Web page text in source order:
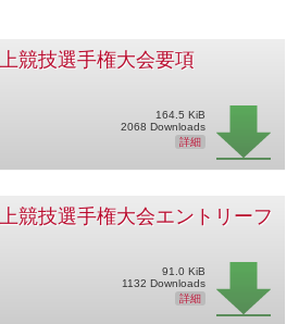
競技選手権大会要項
164.5 KiB
2068 Downloads
詳細
競技選手権大会エントリーフ
91.0 KiB
1132 Downloads
詳細